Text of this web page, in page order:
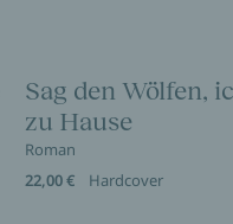
Sag den Wölfen,
zu Hause
Roman
22,00 €
Hardcover